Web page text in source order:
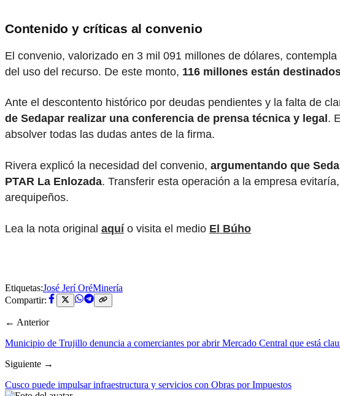
Contenido y críticas al convenio
El convenio, valorizado en 3 mil 091 millones de dólares,
del uso del recurso. De este monto, 116 millones están
Ante el descontento histórico por deudas pendientes y la falta de
de Sedapar realizar una conferencia de prensa técnica y legal .
absolver todas las dudas antes de la firma.
Rivera explicó la necesidad del convenio, argumentando que
PTAR La Enlozada. Transferir esta operación a la empresa
arequipeños.
Lea la nota original aquío visita el medio El Búho
Etiquetas:José Jerí OréMinería
Compartir:
← Anterior
Municipio de Trujillo denuncia a comerciantes por abrir Mercado Central que está
Siguiente →
Cusco puede impulsar infraestructura y servicios con Obras por Impuestos